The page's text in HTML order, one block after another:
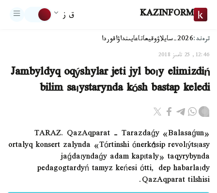
KAZINFORM ق ز
ترەند:2026-سايلاۋ وقيعاتاعايىنداۋاقوردا
12:46, 25 تامىز 2018
Jambyldyq oqýshylar jeti jyl boıy elimizdiń
bilim saıystarynda kósh bastap keledi
TARAZ. QazAqparat - Tarazdaǵy «Balasaǵun»
ortalyq konsert zalynda «Tórtinshi ónerkásip revolıýtsıasy
jaǵdaıyndaǵy adam kapıtaly» taqyrybynda
pedagogtardyń tamyz keńesi ótti, dep habarlaıdy
QazAqparat tilshisi.